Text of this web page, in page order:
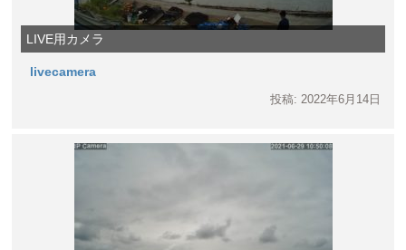
LIVE用カメラ
livecamera
投稿: 2022年6月14日